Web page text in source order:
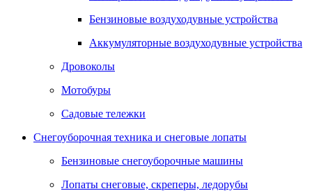
Бензиновые воздуходувные устройства
Аккумуляторные воздуходувные устройства
Дровоколы
Мотобуры
Садовые тележки
Снегоуборочная техника и снеговые лопаты
Бензиновые снегоуборочные машины
Лопаты снеговые, скреперы, ледорубы